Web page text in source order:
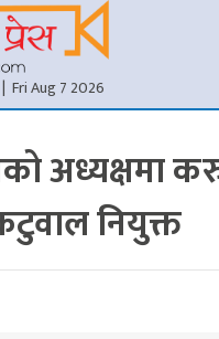
| Fri Aug 7 2026
अध्यक्षमा
नियुक्त